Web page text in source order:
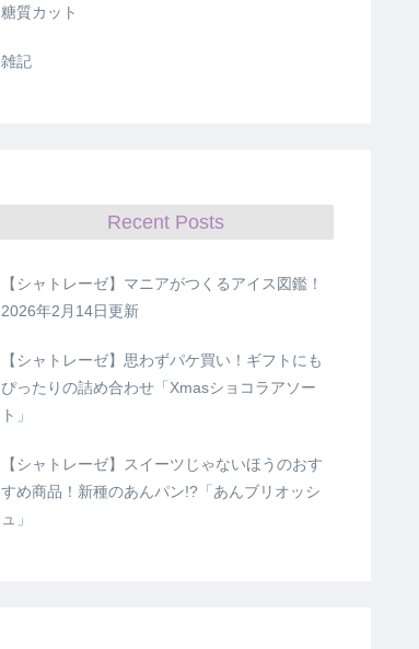
糖質カット
雑記
Recent Posts
【シャトレーゼ】マニアがつくるアイス図鑑！
2026年2月14日更新
【シャトレーゼ】思わずパケ買い！ギフトにも
ぴったりの詰め合わせ「Xmasショコラアソー
ト」
【シャトレーゼ】スイーツじゃないほうのおす
すめ商品！新種のあんパン!?「あんブリオッシ
ュ」